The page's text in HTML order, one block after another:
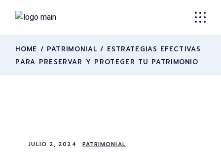
HOME PATRIMONIAL
ESTRATEGIAS EFECTIVAS
PARA PRESERVAR Y PROTEGER TU PATRIMONIO
JULIO 2, 2024 PATRIMONIAL